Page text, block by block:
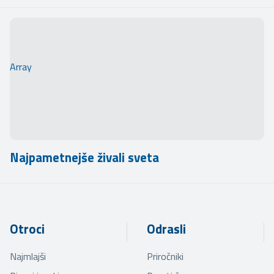
Array
Najpametnejše živali sveta
Otroci
Najmlajši
Odrasli
Priročniki